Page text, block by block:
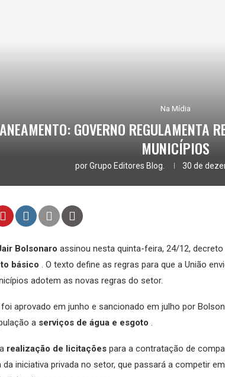
Na Mídia
GOVERNO REGULAMENTA
MUNICÍPIOS
porGrupo Editores Blog. 30 de
Bolsonaro assinou nesta quinta-feira, 24/12,
básico . O texto define as regras para que a União
adotem as novas regras do setor.
aprovado em junho e sancionado em julho por
a serviços de água e esgoto .
realização de licitações para a contratação de
da iniciativa privada no setor, que passará a competir